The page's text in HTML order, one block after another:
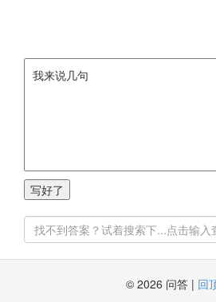
© 2026 问答 | 回